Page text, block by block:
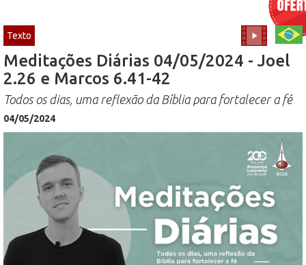
Texto
Meditações Diárias 04/05/2024 - Joel
2.26 e Marcos 6.41-42
Todos os dias, uma reflexão da Bíblia para fortalecer a fé
04/05/2024